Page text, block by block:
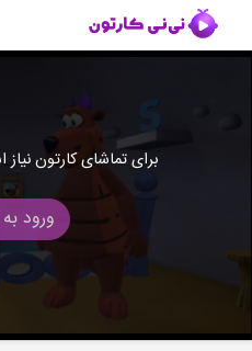
برای تماشای کارتون
ورود